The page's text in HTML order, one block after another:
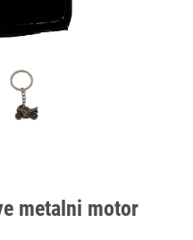
metalni motor